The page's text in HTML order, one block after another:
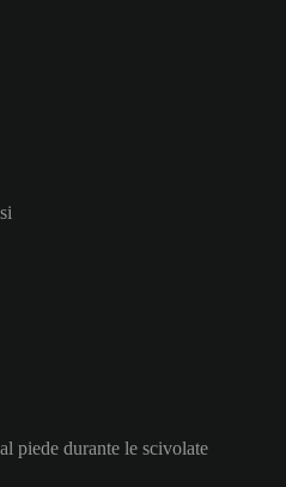
piede durante le scivolate